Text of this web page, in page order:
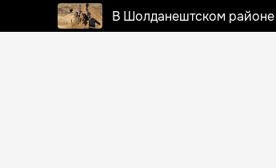
В Шолданештском